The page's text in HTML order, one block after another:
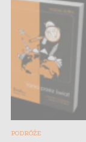
PODRÓŻE